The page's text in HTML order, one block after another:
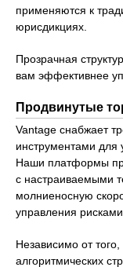
применяются к
юрисдикциях.
Прозрачная
вам эффективнее
Продвинутые
Vantage снабжает
инструментами для
Наши платформы
с настраиваемыми
молниеносную
управления рисками.
Независимо от
алгоритмических